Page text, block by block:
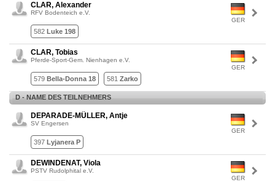
GER
CLAR, Alexander
RFV Bodenteich e.V.
582 Luke 198
GER
CLAR, Tobias
Pferde-Sport-Gem. Nienhagen e.V.
579 Bella-Donna 18 581 Zarko
D - NAME DES TEILNEHMERS
GER
DEPARADE-MÜLLER, Antje
SV Engersen
397 Lyjanera P
GER
DEWINDENAT, Viola
PSTV Rudolphital e.V.